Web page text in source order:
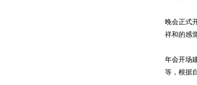
晚会正式
祥和的感觉
年会开场
等，根据